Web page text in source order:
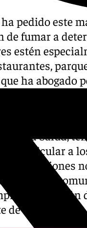
ha pedido este
de fumar a
estén
que ha
como el
de la Salud,
en particular a
las emisiones
en un
de 2040.